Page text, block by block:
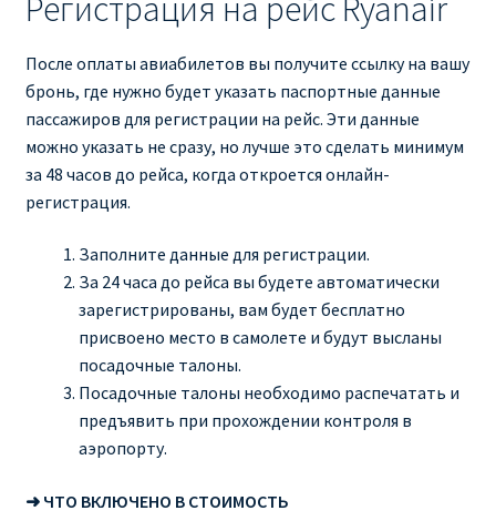
Регистрация на рейс Ryanair
После оплаты авиабилетов вы получите ссылку на вашу
бронь, где нужно будет указать паспортные данные
пассажиров для регистрации на рейс. Эти данные
можно указать не сразу, но лучше это сделать минимум
за 48 часов до рейса, когда откроется онлайн-
регистрация.
Заполните данные для регистрации.
За 24 часа до рейса вы будете автоматически
зарегистрированы, вам будет бесплатно
присвоено место в самолете и будут высланы
посадочные талоны.
Посадочные талоны необходимо распечатать и
предъявить при прохождении контроля в
аэропорту.
➜ ЧТО ВКЛЮЧЕНО В СТОИМОСТЬ